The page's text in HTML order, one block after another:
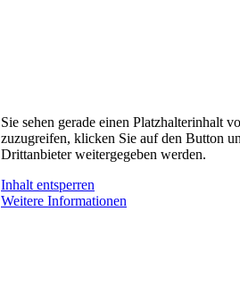
Sie sehen gerade einen Platzhalterinhalt
zuzugreifen, klicken Sie auf den Button
Drittanbieter weitergegeben werden.
Inhalt entsperren
Weitere Informationen